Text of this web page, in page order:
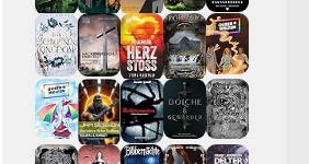
8. JULI 2025